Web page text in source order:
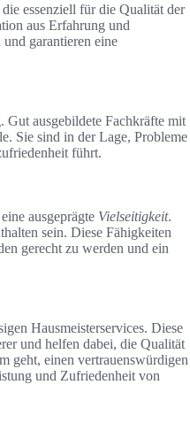
essenziell für die Qualität der
aus Erfahrung und
garantieren eine
Gut ausgebildete Fachkräfte mit
Sie sind in der Lage, Probleme
führt.
ausgeprägte Vielseitigkeit.
sein. Diese Fähigkeiten
gerecht zu werden und ein
Hausmeisterservices. Diese
und helfen dabei, die Qualität
geht, einen vertrauenswürdigen
und Zufriedenheit von